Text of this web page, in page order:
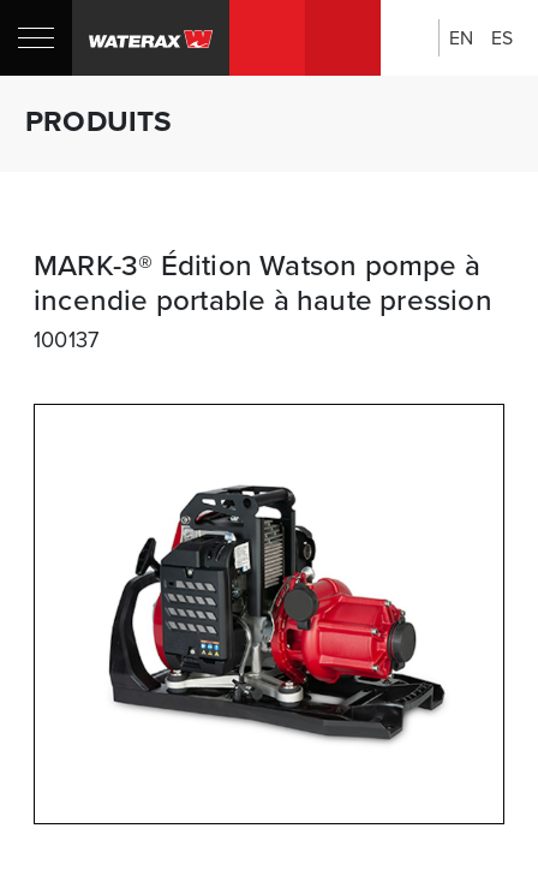
Rechercher:
EN ES
PRODUITS
MARK-3® Édition Watson pompe à
incendie portable à haute pression
100137